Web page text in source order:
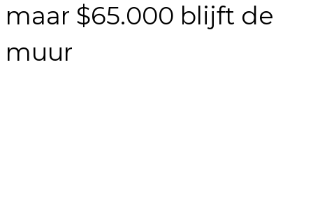
maar $65.000 blijft de
muur